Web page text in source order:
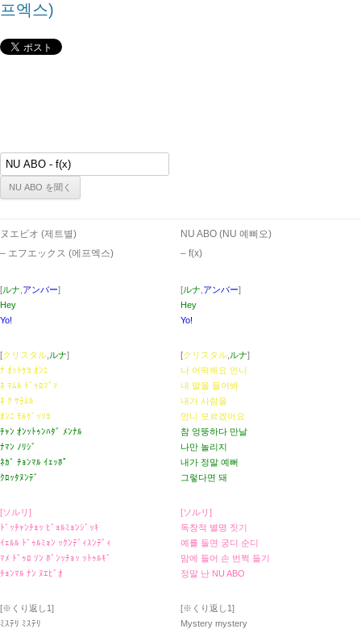
프엑스)
ヌエビオ (제트별)
– エフエックス (에프엑스)
[ルナ アンバー]
Hey
Yo!
[クリスタル ルナ]
ﾅ ｵｯﾄｹﾖ ｵﾝﾆ
ﾈ ﾏﾑﾙ ﾄﾞｩﾛﾌﾞｧ
ﾈ ｸ ｻﾗﾑﾙ
ｵﾝﾆ ﾓﾙｹﾞｯｿﾖ
ﾁｬﾝ ｵﾝｯﾄｩﾝﾊﾀﾞ ﾒﾝﾅﾙ
ﾅﾏﾝ ﾉﾘｼﾞ
ﾈｶﾞ ﾁｮﾝﾏﾙ ｲｪｯﾎﾟ
ｸﾛｯﾀﾇﾝﾃﾞ
[ソルリ]
ﾄﾞｯﾁｬﾝﾁｮｯ ﾋﾞｮﾙﾐｮﾝｼﾞｯｷ
ｲｪﾙﾙ ﾄﾞｩﾙﾐｮﾝ ｯｸﾝﾃﾞｨｽﾝﾃﾞｨ
ﾏﾒ ﾄﾞｩﾛ ｿﾝ ﾎﾞﾝｯﾁｮｯ ｯﾄｩﾙｷﾞ
ﾁｮﾝﾏﾙ ﾅﾝ ﾇｴﾋﾞｵ
[※くり返し1]
ﾐｽﾃﾘ ﾐｽﾃﾘ
NU ABO (NU 예삐오)
– ​f(x)
[ルナ アンバー]
Hey
Yo!
[クリスタル ルナ]
나 어떡해요 언니
내 말을 들어봐
내가 사람을
언니 모르겠어요
참 엉뚱하다 만날
나만 놀리지
내가 정말 예뻐
그렇다면 돼
[ソルリ]
독창적 별명 짓기
예를 들면 궁디 순디
맘에 들어 손 번쩍 들기
정말 난 NU ABO
[※くり返し1]
Mystery mystery